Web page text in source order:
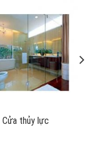
Cửa thủy lực